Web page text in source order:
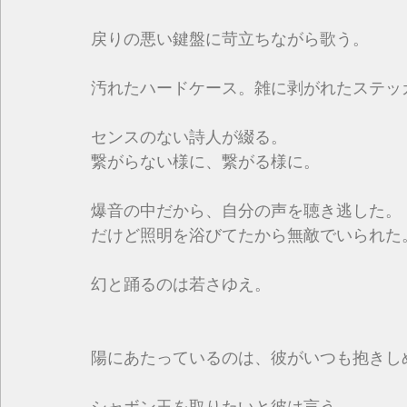
戻りの悪い鍵盤に苛立ちながら歌う。
汚れたハードケース。雑に剥がれたステッ
センスのない詩人が綴る。
繋がらない様に、繋がる様に。
爆音の中だから、自分の声を聴き逃した。
だけど照明を浴びてたから無敵でいられた。
幻と踊るのは若さゆえ。
陽にあたっているのは、彼がいつも抱きし